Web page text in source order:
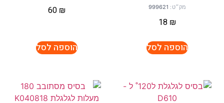
מק״ט:
18 ₪
הוספה לסל
60 ₪
הוספה לסל